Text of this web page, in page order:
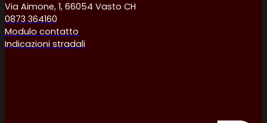
Via Aimone, 1, 66054 Vasto CH
0873 364160
Modulo contatto
Indicazioni stradali